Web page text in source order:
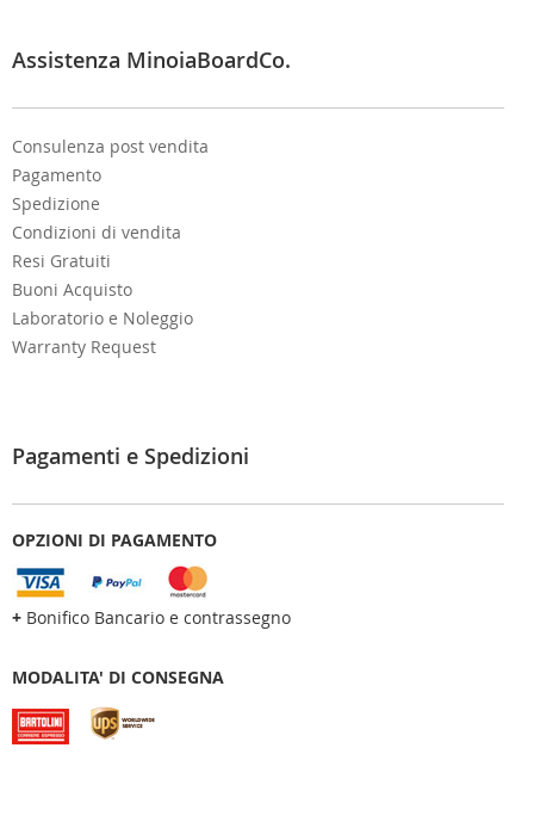
e
:
Assistenza MinoiaBoardCo.
Consulenza post vendita
Pagamento
Spedizione
Condizioni di vendita
Resi Gratuiti
Buoni Acquisto
Laboratorio e Noleggio
Warranty Request
Pagamenti e Spedizioni
OPZIONI DI PAGAMENTO
+ Bonifico Bancario e contrassegno
MODALITA' DI CONSEGNA